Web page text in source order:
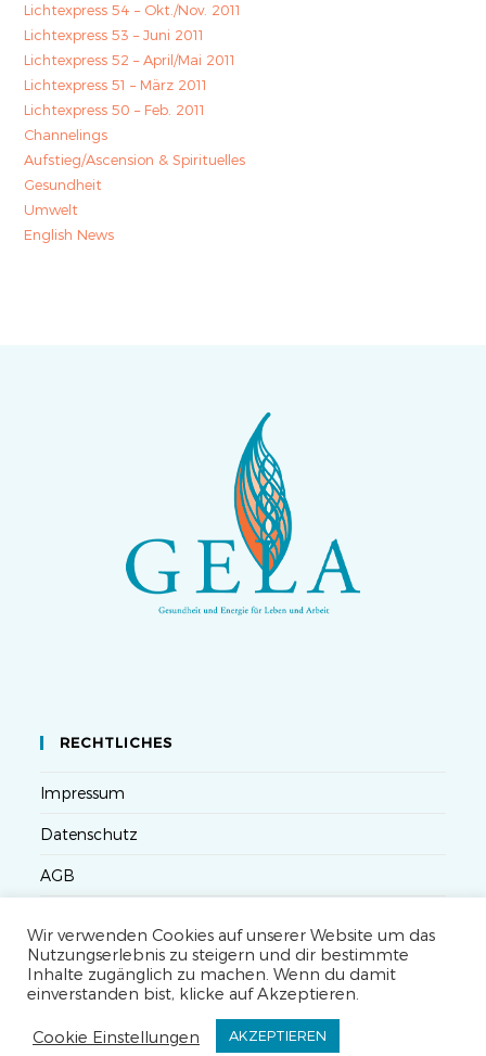
Lichtexpress 54 – Okt./Nov. 2011
Lichtexpress 53 – Juni 2011
Lichtexpress 52 – April/Mai 2011
Lichtexpress 51 – März 2011
Lichtexpress 50 – Feb. 2011
Channelings
Aufstieg/Ascension & Spirituelles
Gesundheit
Umwelt
English News
RECHTLICHES
Impressum
Datenschutz
AGB
Widerruf
Seminarteilnahme- und Storno-Bedingungen
Wir verwenden Cookies auf unserer Website um das
Nutzungserlebnis zu steigern und dir bestimmte
Inhalte zugänglich zu machen. Wenn du damit
einverstanden bist, klicke auf Akzeptieren.
Cookie Einstellungen AKZEPTIEREN